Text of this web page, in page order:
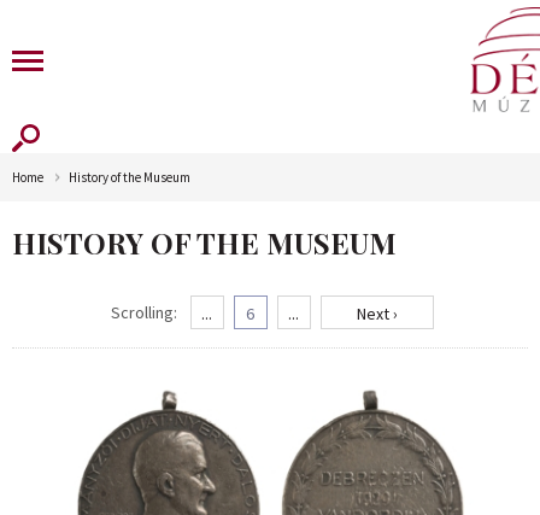
Home History of the Museum
HISTORY OF THE MUSEUM
Scrolling: ... 6 ... Next ›